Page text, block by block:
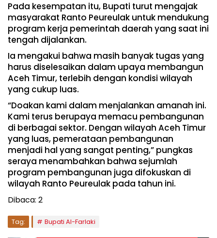
Pada kesempatan itu, Bupati turut mengajak
masyarakat Ranto Peureulak untuk mendukung
program kerja pemerintah daerah yang saat ini
tengah dijalankan.
Ia mengakui bahwa masih banyak tugas yang
harus diselesaikan dalam upaya membangun
Aceh Timur, terlebih dengan kondisi wilayah
yang cukup luas.
“Doakan kami dalam menjalankan amanah ini.
Kami terus berupaya memacu pembangunan
di berbagai sektor. Dengan wilayah Aceh Timur
yang luas, pemerataan pembangunan
menjadi hal yang sangat penting,” pungkas
seraya menambahkan bahwa sejumlah
program pembangunan juga difokuskan di
wilayah Ranto Peureulak pada tahun ini.
Dibaca: 2
Tag: Bupati Al-Farlaki